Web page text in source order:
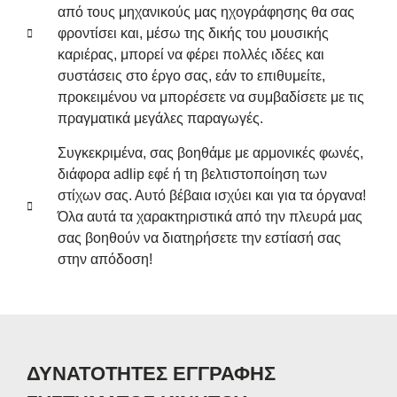
από τους μηχανικούς μας ηχογράφησης θα σας
φροντίσει και, μέσω της δικής του μουσικής
καριέρας, μπορεί να φέρει πολλές ιδέες και
συστάσεις στο έργο σας, εάν το επιθυμείτε,
προκειμένου να μπορέσετε να συμβαδίσετε με τις
πραγματικά μεγάλες παραγωγές.
Συγκεκριμένα, σας βοηθάμε με αρμονικές φωνές,
διάφορα adlip εφέ ή τη βελτιστοποίηση των
στίχων σας. Αυτό βέβαια ισχύει και για τα όργανα!
Όλα αυτά τα χαρακτηριστικά από την πλευρά μας
σας βοηθούν να διατηρήσετε την εστίασή σας
στην απόδοση!
ΔΥΝΑΤΟΤΗΤΕΣ ΕΓΓΡΑΦΗΣ